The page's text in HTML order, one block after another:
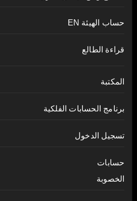
حساب الهيئة EN
قراءة الطالع
المكتبة
برنامج الحسابات الفلكية
تسجيل الدخول
حسابات
الخصوبة